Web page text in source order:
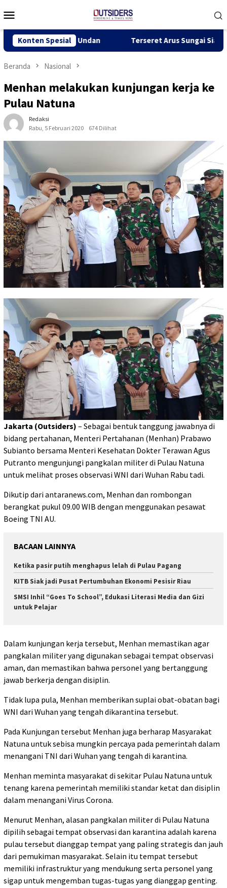
ke
Mobile
Konten Spesial
Desa Undan Terseret Arus Sungai Siak, Remaja 13
Beranda Nasional
Menhan melakukan kunjungan kerja ke
Pulau Natuna
Redaksi
Rabu, 5 Februari 2020
674 Dilihat
Jakarta (Outsiders) – Sebagai bentuk tanggung jawabnya di
bidang pertahanan, Menteri Pertahanan (Menhan) Prabawo
Subianto bersama Menteri Kesehatan Dokter Terawan Agus
Putranto mengunjungi pangkalan militer di Pulau Natuna
untuk melihat proses observasi WNI dari Wuhan Rabu tadi.
Dikutip dari antaranews.com, Menhan dan rombongan
berangkat pukul 09.00 WIB dengan menggunakan pesawat
Boeing TNI AU.
BACAAN LAINNYA
Ketika pasir putih menghapus lelah di Pulau Pagang
KITB Siak jadi Pusat Pertumbuhan Ekonomi Pesisir Riau
SMSI Inhil “Goes To School”, Edukasi Literasi Media dan Gizi
untuk Pelajar
Dalam kunjungan kerja tersebut, Menhan memastikan agar
pangkalan militer yang digunakan sebagai tempat observasi
aman, dan memastikan bahwa personel yang bertanggung
jawab berkerja dengan disiplin.
Tidak lupa pula, Menhan memberikan suplai obat-obatan bagi
WNI dari Wuhan yang tengah dikarantina tersebut.
Pada Kunjungan tersebut Menhan juga berharap Masyarakat
Natuna untuk sebisa mungkin percaya pada pemerintah dalam
menangani TNI dari Wuhan yang tengah di karantina.
Menhan meminta masyarakat di sekitar Pulau Natuna untuk
tenang karena pemerintah memiliki standar ketat dan disiplin
dalam menangani Virus Corona.
Menurut Menhan, alasan pangkalan militer di Pulau Natuna
dipilih sebagai tempat observasi dan karantina adalah karena
pulau tersebut dianggap tempat yang paling strategis dan jauh
dari pemukiman masyarakat. Selain itu tempat tersebut
memiliki infrastruktur yang mendukung serta personel yang
sigap untuk mengemban tugas-tugas yang dianggap genting.